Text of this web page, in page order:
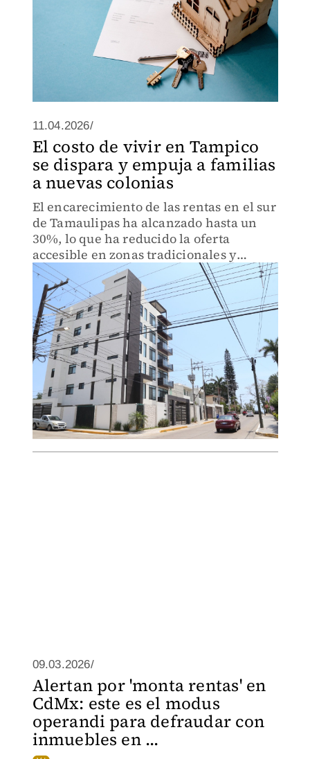
11.04.2026/
El costo de vivir en Tampico
se dispara y empuja a familias
a nuevas colonias
El encarecimiento de las rentas en el sur
de Tamaulipas ha alcanzado hasta un
30%, lo que ha reducido la oferta
accesible en zonas tradicionales y
obligado a familias a mudarse hacia
colonias más económicas.
09.03.2026/
Alertan por 'monta rentas' en
CdMx: este es el modus
operandi para defraudar con
inmuebles en ...